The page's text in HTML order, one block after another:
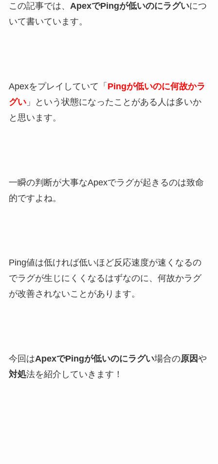
この記事では、 ApexでPingが低いのにラグいにつ
いて書いています。
Apexをプレイしていて「 Pingが低いのに何故かラ
グい」という状態になったことがある人は多いか
と思います。
一瞬の判断が大事なApexでラグが起きるのは致命
的ですよね。
Ping値は低ければ低いほど反応速度が速くなるの
でラグが生じにくくなるはずなのに、何故かラグ
が改善されないことがあります。
今回はApexでPingが低いのにラグい場合の原因や
対処法を紹介していきます！